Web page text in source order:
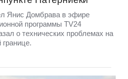
Янис Домбрава в эфире
программы TV24
о технических проблемах на
границе.